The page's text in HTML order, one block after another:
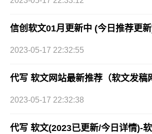
信创软文01月更新中 (今日推荐更
2023-05-17 22:32:55
代写 软文网站最新推荐（软文发稿
2023-05-17 22:32:38
代写 软文(2023已更新/今日详情)-